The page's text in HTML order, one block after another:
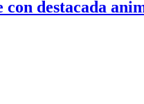
destacada